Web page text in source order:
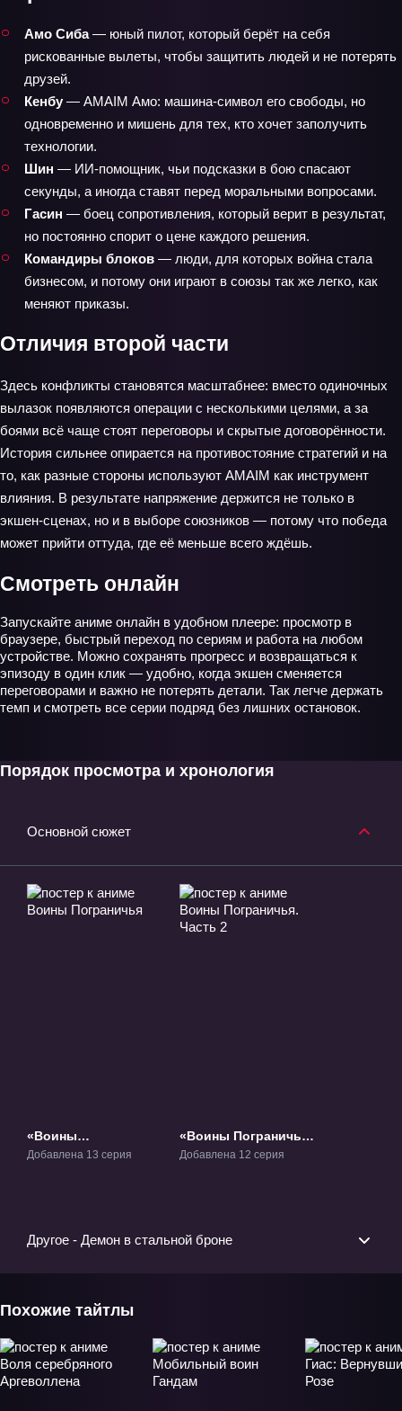
Амо Сиба— юный пилот, который берёт на себя
рискованные вылеты, чтобы защитить людей и не потерять
друзей.
Кенбу — AMAIM Амо: машина‑символ его свободы, но
одновременно и мишень для тех, кто хочет заполучить
технологии.
Шин — ИИ‑помощник, чьи подсказки в бою спасают
секунды, а иногда ставят перед моральными вопросами.
Гасин — боец сопротивления, который верит в результат,
но постоянно спорит о цене каждого решения.
Командиры блоков — люди, для которых война стала
бизнесом, и потому они играют в союзы так же легко, как
меняют приказы.
Отличия второй части
Здесь конфликты становятся масштабнее: вместо одиночных
вылазок появляются операции с несколькими целями, а за
боями всё чаще стоят переговоры и скрытые договорённости.
История сильнее опирается на противостояние стратегий и на
то, как разные стороны используют AMAIM как инструмент
влияния. В результате напряжение держится не только в
экшен‑сценах, но и в выборе союзников — потому что победа
может прийти оттуда, где её меньше всего ждёшь.
Смотреть онлайн
Запускайте аниме онлайн в удобном плеере: просмотр в
браузере, быстрый переход по сериям и работа на любом
устройстве. Можно сохранять прогресс и возвращаться к
эпизоду в один клик — удобно, когда экшен сменяется
переговорами и важно не потерять детали. Так легче держать
темп и смотреть все серии подряд без лишних остановок.
Порядок просмотра и хронология
Основной сюжет
«Воины
Пограничья» ТВ-1
Добавлена 13 серия
«Воины Пограничья.
Часть 2» ТВ-2
Добавлена 12 серия
Другое - Демон в стальной броне
Похожие тайтлы